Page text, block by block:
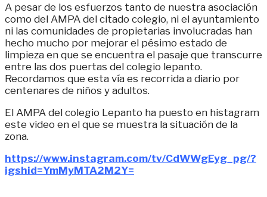
A pesar de los esfuerzos tanto de nuestra asociación
como del AMPA del citado colegio, ni el ayuntamiento
ni las comunidades de propietarias involucradas han
hecho mucho por mejorar el pésimo estado de
limpieza en que se encuentra el pasaje que transcurre
entre las dos puertas del colegio lepanto.
Recordamos que esta vía es recorrida a diario por
centenares de niños y adultos.
El AMPA del colegio Lepanto ha puesto en histagram
este video en el que se muestra la situación de la
zona.
https://www.instagram.com/tv/CdWWgEyg_pg/?
igshid=YmMyMTA2M2Y=